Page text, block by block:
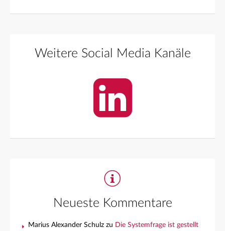
Weitere Social Media Kanäle
Neueste Kommentare
Marius Alexander Schulz zu Die Systemfrage ist gestellt